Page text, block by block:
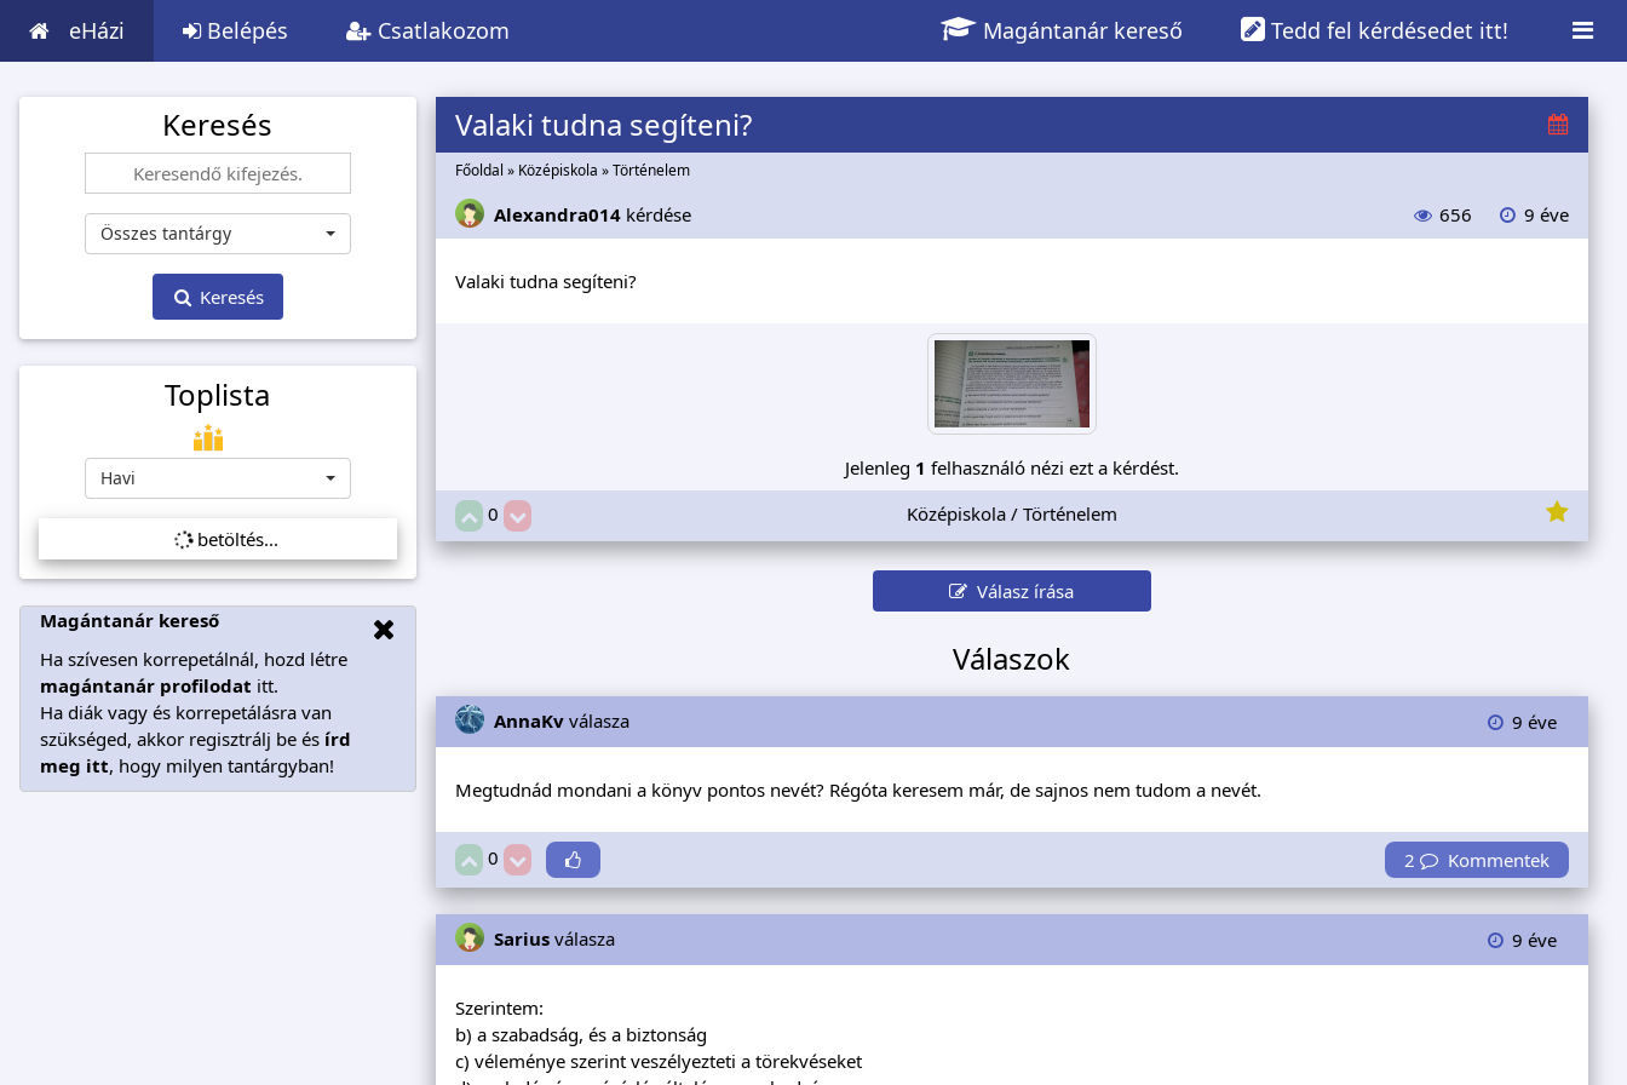
eHázi Belépés Csatlakozom Tedd fel kérdésedet itt!
Magántanár kereső
Keresés
Összes tantárgy
Keresés
Toplista
Havi
betöltés...
Magántanár kereső
Ha szívesen korrepetálnál, hozd létre
magántanár profilodat itt.
Ha diák vagy és korrepetálásra van
szükséged, akkor regisztrálj be és írd
meg itt, hogy milyen tantárgyban!
Valaki tudna segíteni?
Főoldal » Középiskola »Történelem
Alexandra014 kérdése 656 9 éve
Valaki tudna segíteni?
Jelenleg 1 felhasználó nézi ezt a kérdést.
0
Középiskola / Történelem
Válasz írása
Válaszok
AnnaKv válasza 9 éve
Megtudnád mondani a könyv pontos nevét? Régóta keresem már, de sajnos nem tudom a nevét.
0 2 Kommentek
Sarius válasza 9 éve
Szerintem:
b) a szabadság, és a biztonság
c) véleménye szerint veszélyezteti a törekvéseket